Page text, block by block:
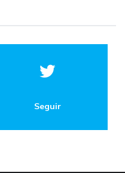
Seguir